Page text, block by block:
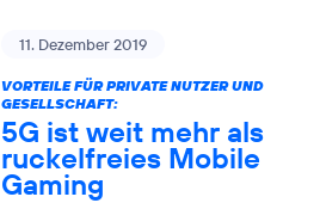
11. Dezember 2019
VORTEILE FÜR PRIVATE NUTZER UND
GESELLSCHAFT:
5G ist weit mehr als
ruckelfreies Mobile
Gaming